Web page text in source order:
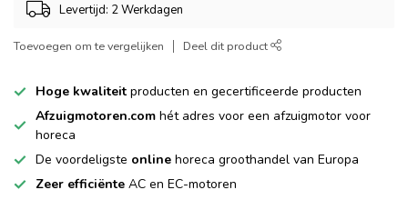
Levertijd: 2 Werkdagen
Toevoegen om te vergelijken Deel dit product
Hoge kwaliteit producten en gecertificeerde producten
Afzuigmotoren.com hét adres voor een afzuigmotor voor
horeca
De voordeligste online horeca groothandel van Europa
Zeer efficiënte AC en EC-motoren